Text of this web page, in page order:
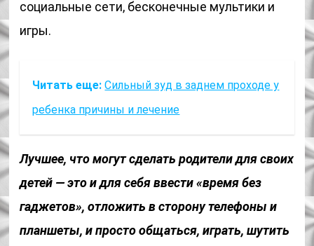
социальные сети, бесконечные мультики и
игры.
Читать еще: Сильный зуд в заднем проходе у
ребенка причины и лечение
Лучшее, что могут сделать родители для своих
детей — это и для себя ввести «время без
гаджетов», отложить в сторону телефоны и
планшеты, и просто общаться, играть, шутить